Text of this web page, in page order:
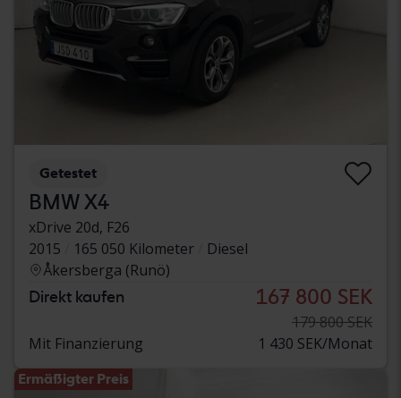
Getestet
BMW X4
xDrive 20d, F26
2015
165 050 Kilometer
Diesel
Åkersberga (Runö)
Direkt kaufen 167 800 SEK
179 800 SEK
Mit Finanzierung
1 430 SEK/Monat
Ermäßigter Preis